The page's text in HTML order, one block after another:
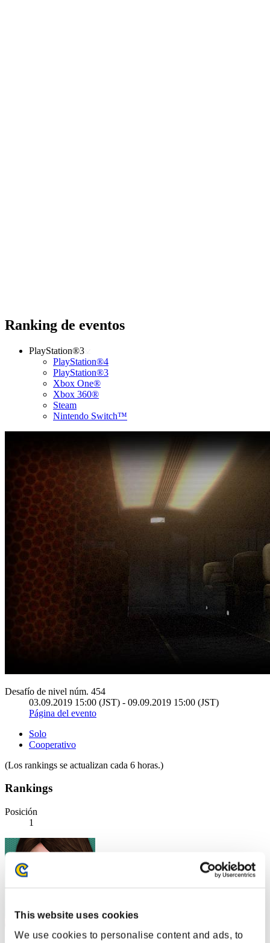
This website uses cookies
We use cookies to personalise content and ads, to
Ranking de eventos
PlayStation®3
PlayStation®4
PlayStation®3
Xbox One®
Xbox 360®
Steam
Nintendo Switch™
Desafío de nivel núm. 454
03.09.2019 15:00 (JST) - 09.09.2019 15:00 (JST)
Página del evento
Solo
Cooperativo
(Los rankings se actualizan cada 6 horas.)
Rankings
Posición
1